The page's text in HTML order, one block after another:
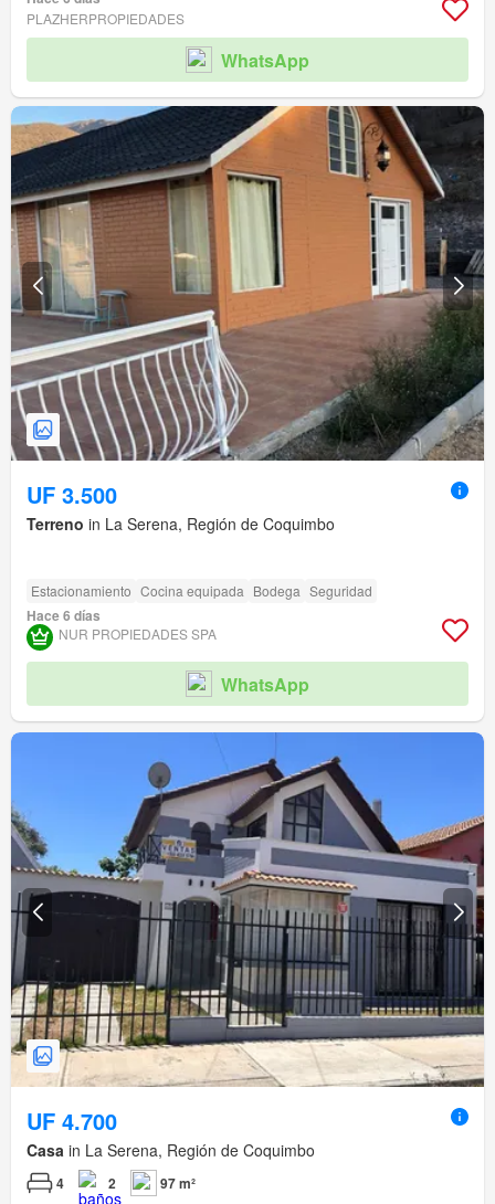
PLAZHERPROPIEDADES
WhatsApp
UF 3.500
Terreno in La Serena, Región de Coquimbo
Estacionamiento Cocina equipada Bodega Seguridad
Hace 6 días
NUR PROPIEDADES SPA
WhatsApp
UF 4.700
Casa in La Serena, Región de Coquimbo
4 2 97 m²